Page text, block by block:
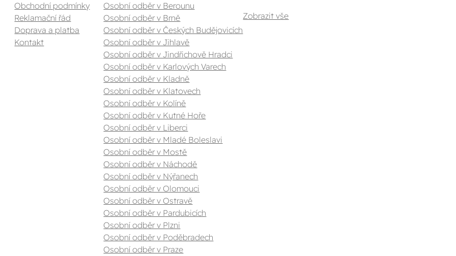
Obchodní podmínky
Reklamační řád
Doprava a platba
Kontakt
Osobní odběr v Berounu
Osobní odběr v Brně
Osobní odběr v Českých Budějovicích
Osobní odběr v Jihlavě
Osobní odběr v Jindřichově Hradci
Osobní odběr v Karlových Varech
Osobní odběr v Kladně
Osobní odběr v Klatovech
Osobní odběr v Kolíně
Osobní odběr v Kutné Hoře
Osobní odběr v Liberci
Osobní odběr v Mladé Boleslavi
Osobní odběr v Mostě
Osobní odběr v Náchodě
Osobní odběr v Nýřanech
Osobní odběr v Olomouci
Osobní odběr v Ostravě
Osobní odběr v Pardubicích
Osobní odběr v Plzni
Osobní odběr v Poděbradech
Osobní odběr v Praze
Zobrazit vše